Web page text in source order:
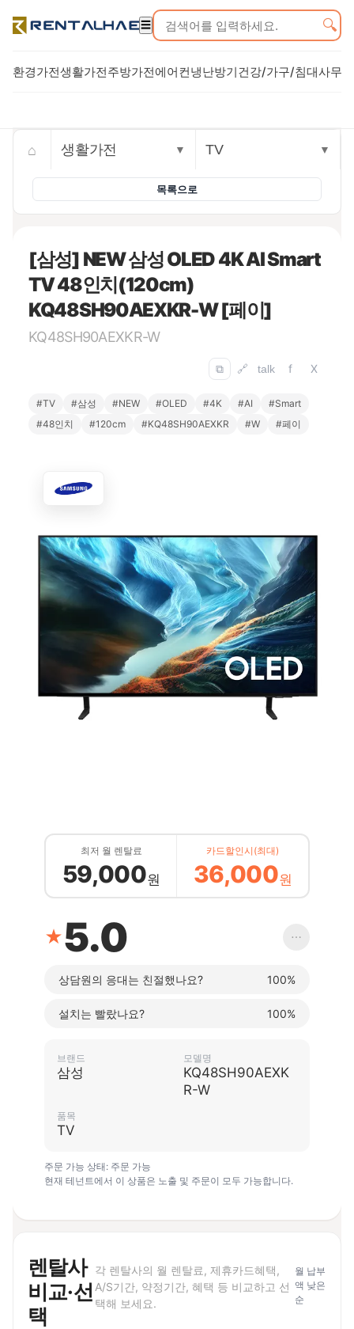
☰ 🔍
환경가전생활가전주방가전에어컨냉난방기건강/가구/침대사무
Trusted rental commerce storefront
⌂ 생활가전 ▼ TV ▼
목록으로
[삼성] NEW 삼성 OLED 4K AI Smart
TV 48인치(120cm)
KQ48SH90AEXKR-W [페이]
KQ48SH90AEXKR-W
⧉ 🔗 talk f X
#TV #삼성 #NEW #OLED #4K #AI
#Smart
#48인치
#120cm #KQ48SH90AEXKR #W #페이
최저 월 렌탈료
59,000원
카드할인시(최대)
36,000원
★5.0 ⋯
상담원의 응대는 친절했나요? 100%
설치는 빨랐나요? 100%
브랜드
삼성
모델명
KQ48SH90AEXK
R-W
품목
TV
주문 가능 상태: 주문 가능
현재 테넌트에서 이 상품은 노출 및 주문이 모두 가능합니다.
렌탈사
비교·선
택
각 렌탈사의 월 렌탈료, 제휴카드혜택,
A/S기간, 약정기간, 혜택 등 비교하고 선
택해 보세요.
월 납부
액 낮은
순